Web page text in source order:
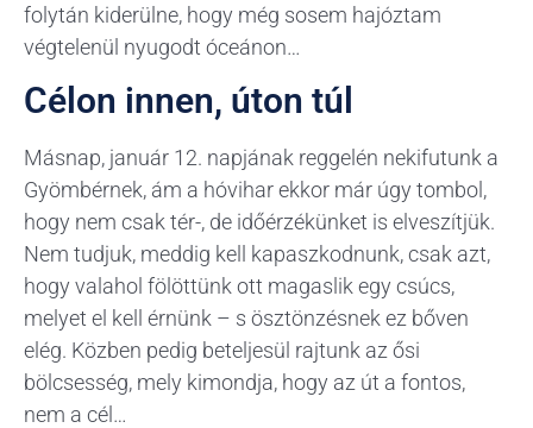
folytán kiderülne, hogy még sosem hajóztam
végtelenül nyugodt óceánon…
Célon innen, úton túl
Másnap, január 12. napjának reggelén nekifutunk a
Gyömbérnek, ám a hóvihar ekkor már úgy tombol,
hogy nem csak tér-, de időérzékünket is elveszítjük.
Nem tudjuk, meddig kell kapaszkodnunk, csak azt,
hogy valahol fölöttünk ott magaslik egy csúcs,
melyet el kell érnünk – s ösztönzésnek ez bőven
elég. Közben pedig beteljesül rajtunk az ősi
bölcsesség, mely kimondja, hogy az út a fontos,
nem a cél…